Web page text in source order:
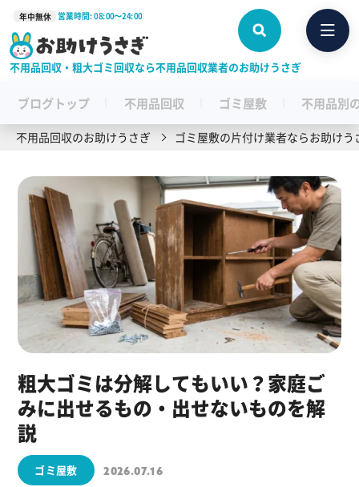
年中無休 営業時間: 08:00〜24:00
不用品回収・粗大ゴミ回収なら不用品回収業者のお助けうさぎ
ブログトップ 不用品回収 ゴミ屋敷 不用品別
不用品回収のお助けうさぎ ゴミ屋敷の片付け業者ならお助けう
粗大ゴミは分解してもいい？家庭ご
みに出せるもの・出せないものを解
説
ゴミ屋敷 2026.07.16